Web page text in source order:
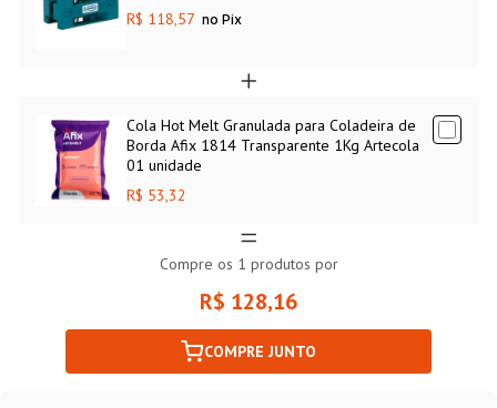
R$ 118,57 no Pix
Cola Hot Melt Granulada para Coladeira de
Borda Afix 1814 Transparente 1Kg Artecola
01 unidade
R$ 53,32
Compre os 1 produtos por
R$ 128,16
COMPRE JUNTO